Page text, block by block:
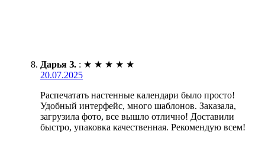
Дарья З. : ★ ★ ★ ★ ★
20.07.2025
Распечатать настенные календари было просто!
Удобный интерфейс, много шаблонов. Заказала,
загрузила фото, все вышло отлично! Доставили
быстро, упаковка качественная. Рекомендую всем!